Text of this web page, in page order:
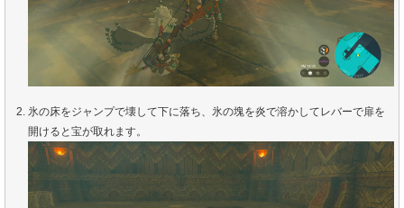
氷の床をジャンプで壊して下に落ち、氷の塊を炎で溶かしてレバーで扉を
開けると宝が取れます。